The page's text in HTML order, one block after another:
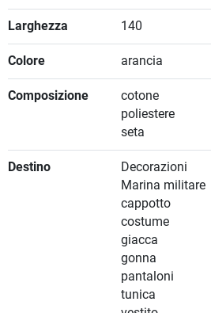
Larghezza 140
Colore arancia
Composizione
cotone
poliestere
seta
Destino
Decorazioni
Marina militare
cappotto
costume
giacca
gonna
pantaloni
tunica